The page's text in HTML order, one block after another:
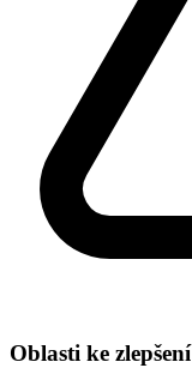
Oblasti ke zlepšení